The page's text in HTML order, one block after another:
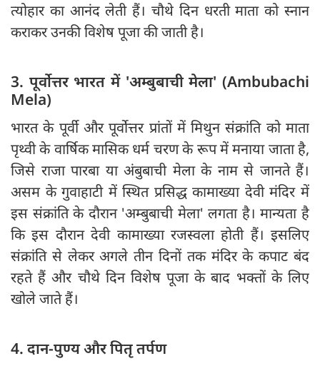
त्योहार का आनंद लेती हैं। चौथे दिन धरती माता को स्नान
कराकर उनकी विशेष पूजा की जाती है।
3. पूर्वोत्तर भारत में 'अम्बुबाची मेला' (Ambubachi
Mela)
भारत के पूर्वी और पूर्वोत्तर प्रांतों में मिथुन संक्रांति को माता
पृथ्वी के वार्षिक मासिक धर्म चरण के रूप में मनाया जाता है,
जिसे राजा पारबा या अंबुबाची मेला के नाम से जानते हैं।
असम के गुवाहाटी में स्थित प्रसिद्ध कामाख्या देवी मंदिर में
इस संक्रांति के दौरान 'अम्बुबाची मेला' लगता है। मान्यता है
कि इस दौरान देवी कामाख्या रजस्वला होती हैं। इसलिए
संक्रांति से लेकर अगले तीन दिनों तक मंदिर के कपाट बंद
रहते हैं और चौथे दिन विशेष पूजा के बाद भक्तों के लिए
खोले जाते हैं।
4. दान-पुण्य और पितृ तर्पण